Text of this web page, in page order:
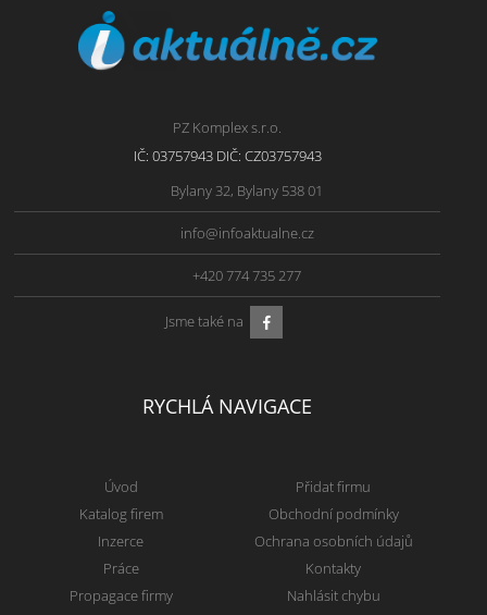
PZ Komplex s.r.o.
IČ: 03757943 DIČ: CZ03757943
Bylany 32, Bylany 538 01
info@infoaktualne.cz
+420 774 735 277
Jsme také na
RYCHLÁ NAVIGACE
Úvod
Katalog firem
Inzerce
Práce
Propagace firmy
Přidat firmu
Obchodní podmínky
Ochrana osobních údajů
Kontakty
Nahlásit chybu